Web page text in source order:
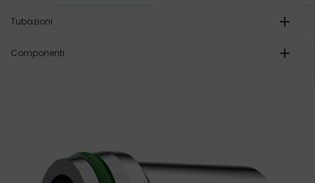
Tubazioni add
Componenti add